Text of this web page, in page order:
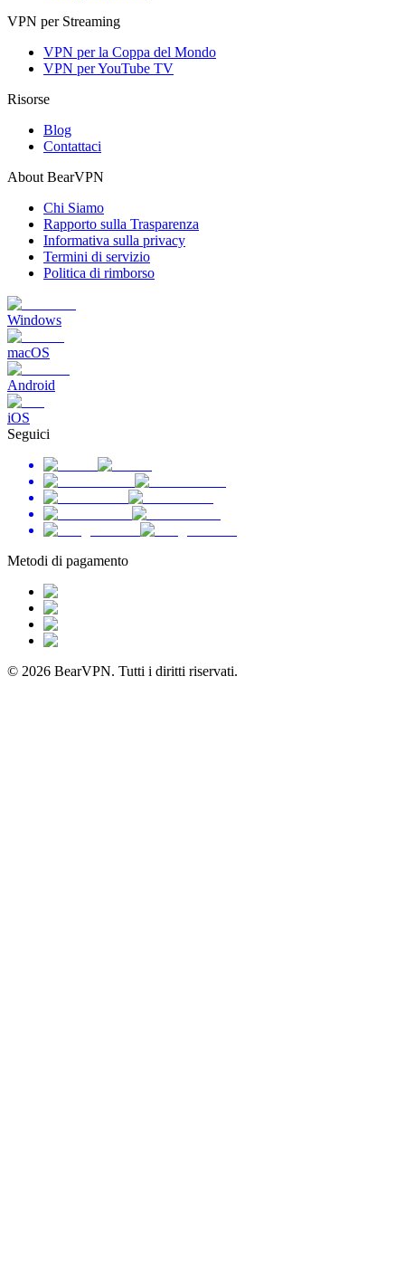
VPN per Streaming
VPN per la Coppa del Mondo
VPN per YouTube TV
Risorse
Blog
Contattaci
About BearVPN
Chi Siamo
Rapporto sulla Trasparenza
Informativa sulla privacy
Termini di servizio
Politica di rimborso
Windows
macOS
Android
iOS
Seguici
Metodi di pagamento
© 2026 BearVPN. Tutti i diritti riservati.